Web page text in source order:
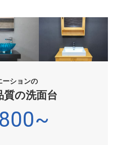
ーションの
質の洗面台